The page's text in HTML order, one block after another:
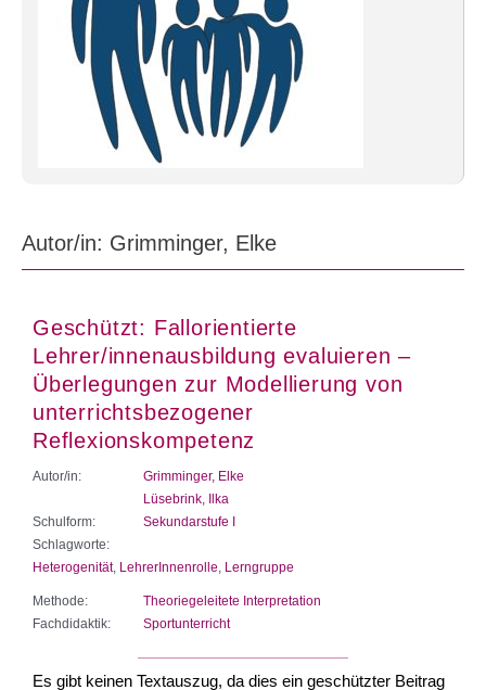
Autor/in: Grimminger, Elke
Geschützt: Fallorientierte
Lehrer/innenausbildung evaluieren –
Überlegungen zur Modellierung von
unterrichtsbezogener
Reflexionskompetenz
Autor/in:
Grimminger, Elke
Lüsebrink, Ilka
Schulform:
Sekundarstufe I
Schlagworte:
Heterogenität, LehrerInnenrolle Lerngruppe
Methode:
Theoriegeleitete Interpretation
Fachdidaktik:
Sportunterricht
Es gibt keinen Textauszug, da dies ein geschützter Beitrag